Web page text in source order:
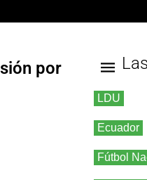
por
LDU
Ecuador
Fútbol